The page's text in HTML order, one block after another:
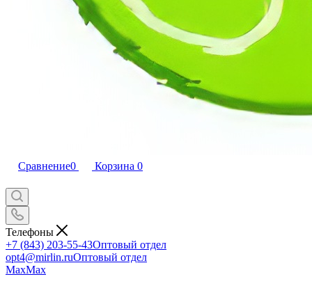
Сравнение0 Корзина 0
Телефоны
+7 (843) 203-55-43Оптовый отдел
opt4@mirlin.ruОптовый отдел
MaxMax